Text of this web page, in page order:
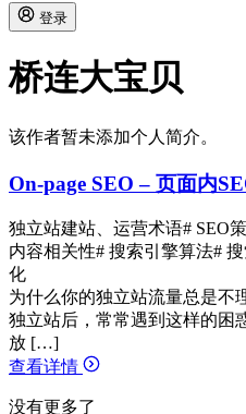
登录
桥连大宝贝
该作者暂未添加个人简介。
On-page SEO – 页面内
独立站建站、运营术语# SEO
内容相关性# 搜索引擎算法#
化
为什么你的独立站流量总是不
独立站后，常常遇到这样的困
放 […]
查看详情
没有更多了